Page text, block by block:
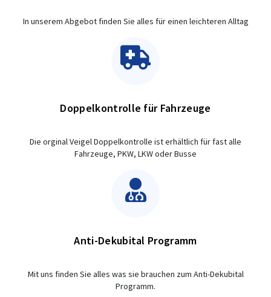
In unserem Abgebot finden Sie alles für einen leichteren Alltag
Doppelkontrolle für Fahrzeuge
Die orginal Veigel Doppelkontrolle ist erhältlich für fast alle
Fahrzeuge, PKW, LKW oder Busse
Anti-Dekubital Programm
Mit uns finden Sie alles was sie brauchen zum Anti-Dekubital
Programm.